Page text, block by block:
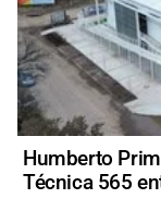
Humberto
Técnica 565